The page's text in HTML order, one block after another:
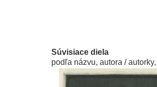
Súvisiace diela
podľa názvu, autora / autorky,